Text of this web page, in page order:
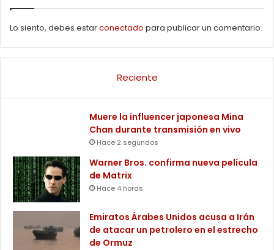
Lo siento, debes estarconectado para publicar un comentario.
Reciente
Muere la influencer japonesa Mina
Chan durante transmisión en vivo
Hace 2 segundos
Warner Bros. confirma nueva película
de Matrix
Hace 4 horas
Emiratos Árabes Unidos acusa a Irán
de atacar un petrolero en el estrecho
de Ormuz